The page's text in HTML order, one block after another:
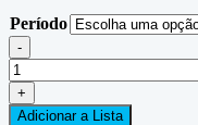
Período
-
Audiotechnica
AT835b
quantidade
+
Adicionar a Lista